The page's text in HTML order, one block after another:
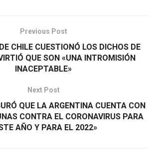
Previous Post
CHILE CUESTIONÓ LOS DICHOS DE
QUE SON «UNA INTROMISIÓN
INACEPTABLE»
Next Post
QUE LA ARGENTINA CUENTA CON
CONTRA EL CORONAVIRUS PARA
AÑO Y PARA EL 2022»